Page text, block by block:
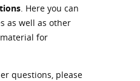
. Here you can
as well as other
for
questions, please